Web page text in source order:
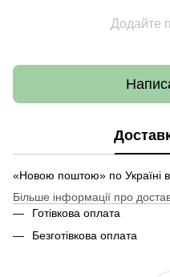
Додайте
«Новою поштою» по Україні
Більше інформації про
Готівкова оплата
Безготівкова оплата